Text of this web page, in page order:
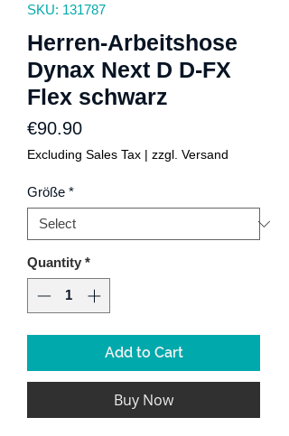
SKU: 131787
Herren-Arbeitshose
Dynax Next D D-FX
Flex schwarz
€90.90Price
Excluding Sales Tax | zzgl. Versand
Größe *
Quantity *
Add to Cart
Buy Now